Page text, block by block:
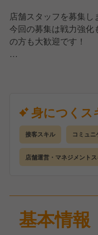
店舗スタッフを募集し
今回の募集は戦力強化
の方も大歓迎です！
らスタッフ管理や売
業務オペレーション
ご安心ください！
特に大切なのは、ス
ス感覚を持つ「コミ
あなたの人柄や個性
ため、店長や統括職
スもありますよ！
身につくス
接客スキル コミュ
店舗運営・マネジメント
基本情報